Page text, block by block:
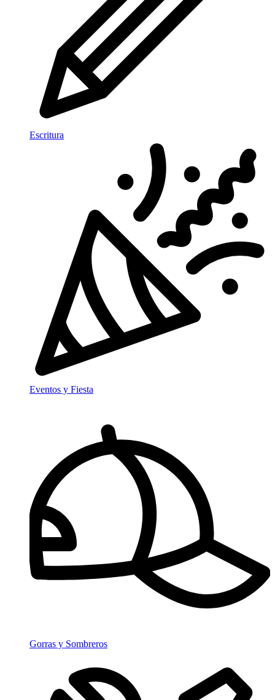
Escritura
Eventos y Fiesta
Gorras y Sombreros